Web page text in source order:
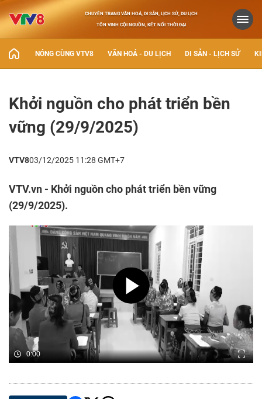
CHUYÊN TRANG VĂN HOÁ, DI SẢN, LỊCH SỬ, DU LỊCH
TÔN VINH CỘI NGUỒN, KẾT NỐI THỜI ĐẠI
NÓNG CÙNG VTV8 VĂN HOÁ - DU LỊCH DI SẢN - LỊCH SỬ
Khởi nguồn cho phát triển bền
vững (29/9/2025)
VTV803/12/2025 11:28 GMT+7
VTV.vn - Khởi nguồn cho phát triển bền vững
(29/9/2025).
0:00